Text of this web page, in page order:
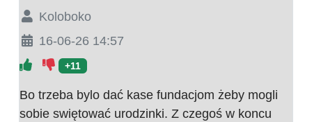
Koloboko
16-06-26 14:57
+11
Bo trzeba bylo dać kase fundacjom żeby mogli
sobie swiętować urodzinki. Z czegoś w koncu